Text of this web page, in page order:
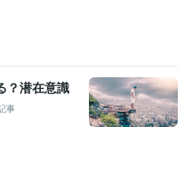
年
年Word:3年STORES:1年
定奉行:1年ChatGPT:1年
？潜在意識
事